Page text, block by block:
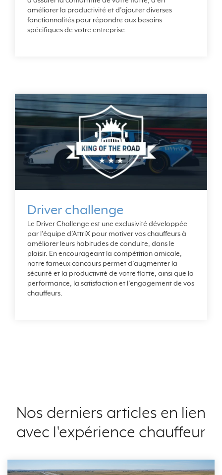
améliorer la productivité et d’ajouter diverses
fonctionnalités pour répondre aux besoins
spécifiques de votre entreprise.
Driver challenge
Le Driver Challenge est une exclusivité développée
par l’équipe d’AttriX pour motiver vos chauffeurs à
améliorer leurs habitudes de conduite, dans le
plaisir. En encourageant la compétition amicale,
notre fameux concours permet d’augmenter la
sécurité et la productivité de votre flotte, ainsi que la
performance, la satisfaction et l’engagement de vos
chauffeurs.
Nos derniers articles en lien
avec l'expérience chauffeur